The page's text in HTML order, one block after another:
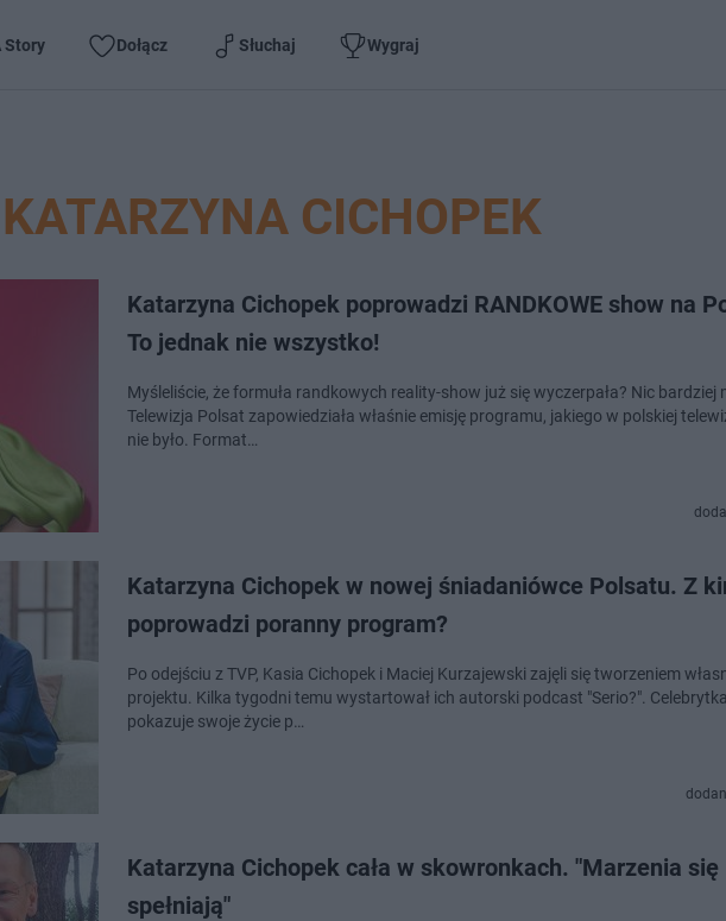
Story Dołącz Słuchaj Wygraj
KATARZYNA CICHOPEK
Katarzyna Cichopek poprowadzi RANDKOWE show na
To jednak nie wszystko!
Myśleliście, że formuła randkowych reality-show już się wyczerpała? Nic bardziej
Telewizja Polsat zapowiedziała właśnie emisję programu, jakiego w polskiej
nie było. Format…
Katarzyna Cichopek w nowej śniadaniówce Polsatu. Z
poprowadzi poranny program?
Po odejściu z TVP, Kasia Cichopek i Maciej Kurzajewski zajęli się tworzeniem
projektu. Kilka tygodni temu wystartował ich autorski podcast "Serio?".
pokazuje swoje życie p…
Katarzyna Cichopek cała w skowronkach. "Marzenia się
spełniają"